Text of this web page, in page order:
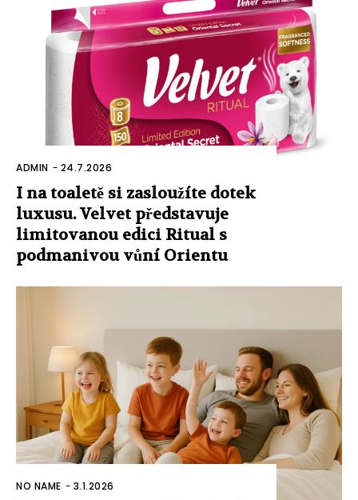
ADMIN - 24.7.2026
I na toaletě si zasloužíte dotek
luxusu. Velvet představuje
limitovanou edici Ritual s
podmanivou vůní Orientu
NO NAME - 3.1.2026